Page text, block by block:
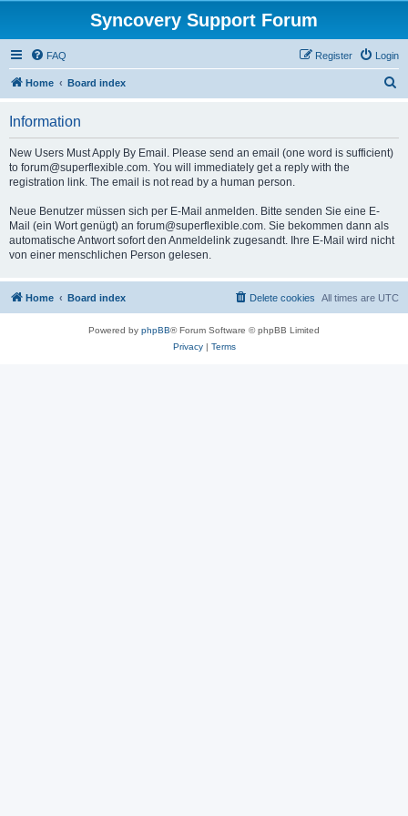
Syncovery Support Forum
FAQ Login
Register
Home Board index
Information
New Users Must Apply By Email. Please send an email (one word is sufficient)
to forum@superflexible.com. You will immediately get a reply with the
registration link. The email is not read by a human person.
Neue Benutzer müssen sich per E-Mail anmelden. Bitte senden Sie eine E-
Mail (ein Wort genügt) an forum@superflexible.com. Sie bekommen dann als
automatische Antwort sofort den Anmeldelink zugesandt. Ihre E-Mail wird nicht
von einer menschlichen Person gelesen.
Home Board index All times are UTC
Delete cookies
Powered by phpBB® Forum Software © phpBB Limited
Privacy| Terms